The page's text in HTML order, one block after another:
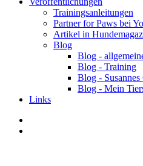
Trainingsanleitungen
Partner for Paws bei
Artikel in
Blog
Blog -
Blog - Training
Blog - Susannes
Blog - Mein
Links